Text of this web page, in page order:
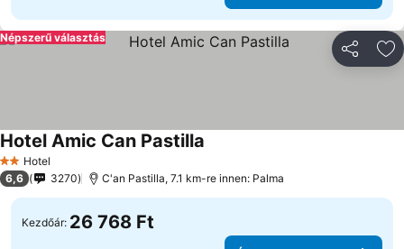
Népszerű választás
2 Kategória
Hotel
Hotel Amic Can Pastilla
6,6 3270 C'an Pastilla, 7.1 km-re innen: Palma
Kezdőár: 26 768 Ft